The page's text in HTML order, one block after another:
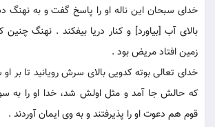
خداى سبحان اين ناله او را پاسخ گفت و به نهنگ
بالاى آب [بياورد] و كنار دريا بيفكند . نهنگ
زمين افتاد مريض بود .
خداى تعالى بوته كدويى بالاى سرش رويانيد تا بر
كه حالش جا آمد و مثل اولش شد، خدا او را به
قوم هم دعوت او را پذيرفتند و به وى ايمان آوردند .